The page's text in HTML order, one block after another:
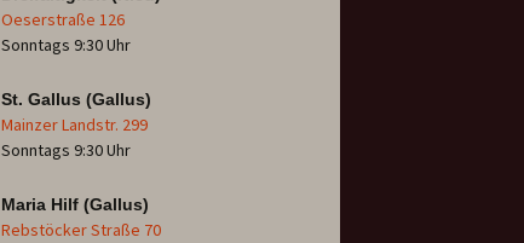
Oeserstraße 126
Sonntags 9:30 Uhr
St. Gallus (Gallus)
Mainzer Landstr. 299
Sonntags 9:30 Uhr
Maria Hilf (Gallus)
Rebstöcker Straße 70